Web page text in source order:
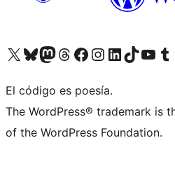
Visita nuestra cuenta de X (anteriormente Twitter)
Visita nuestra cuenta de Bluesky
Visita nuestra cuenta de Mastodon
Visita nuestra cuenta de Threads
Visita nuestra página de Facebook
Visita nuestra cuenta de Instagram
Visita nuestra cuenta de LinkedIn
Visita nuestra cuenta de TikTok
Visita nuestroVisita
El código es poesía.
The WordPress® trademark is
of the WordPress Foundation.